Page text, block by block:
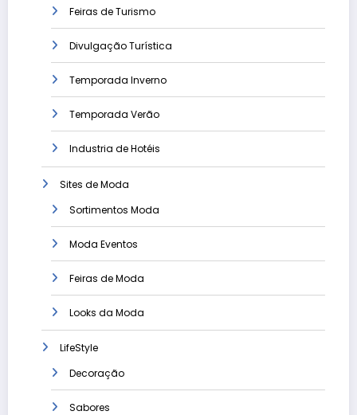
Feiras de Turismo
Divulgação Turística
Temporada Inverno
Temporada Verão
Industria de Hotéis
Sites de Moda
Sortimentos Moda
Moda Eventos
Feiras de Moda
Looks da Moda
LifeStyle
Decoração
Sabores